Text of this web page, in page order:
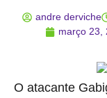
andre derviche
março 23,
O atacante